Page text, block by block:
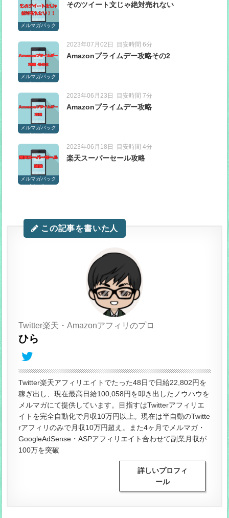
メルマガバック
ナンバー
そのツイート文じゃ絶対売れない
メルマガバック
ナンバー
2023年07月02日 目安時間 6分
Amazonプライムデー攻略その2
メルマガバック
ナンバー
2023年06月23日 目安時間 7分
Amazonプライムデー攻略
メルマガバック
ナンバー
2023年06月18日 目安時間 4分
楽天スーパーセール攻略
この記事を書いた人
Twitter楽天・Amazonアフィリのプロ
ひら
Twitter楽天アフィリエイトでたった48日で日給22,802円を
稼ぎ出し、現在最高日給100,058円を叩き出したノウハウを
メルマガにて提供しています。目指すはTwitterアフィリエ
イトを完全自動化で月収10万円以上。現在は半自動のTwitte
rアフィリのみで月収10万円超え。また4ヶ月でメルマガ・
GoogleAdSense・ASPアフィリエイト合わせて副業月収が
100万を突破
詳しいプロフィ
ール